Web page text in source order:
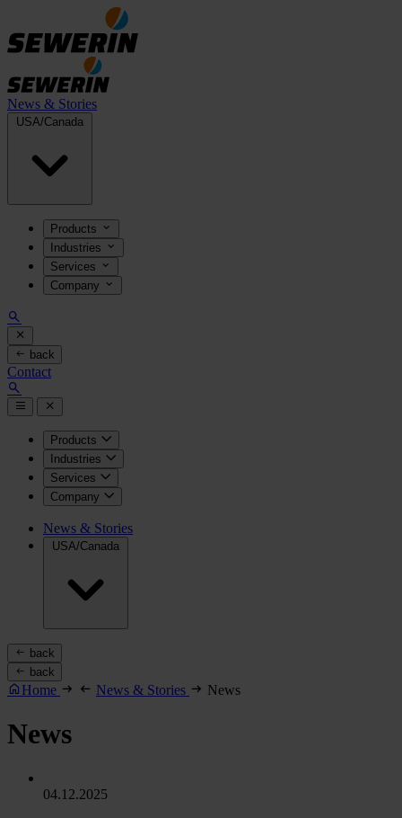
News & Stories
USA/Canada
Products
Industries
Services
Company
back
Contact
Products
Industries
Services
Company
News & Stories
USA/Canada
back
back
Home News & Stories News
News
04.12.2025